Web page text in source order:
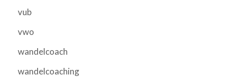
vub
vwo
wandelcoach
wandelcoaching